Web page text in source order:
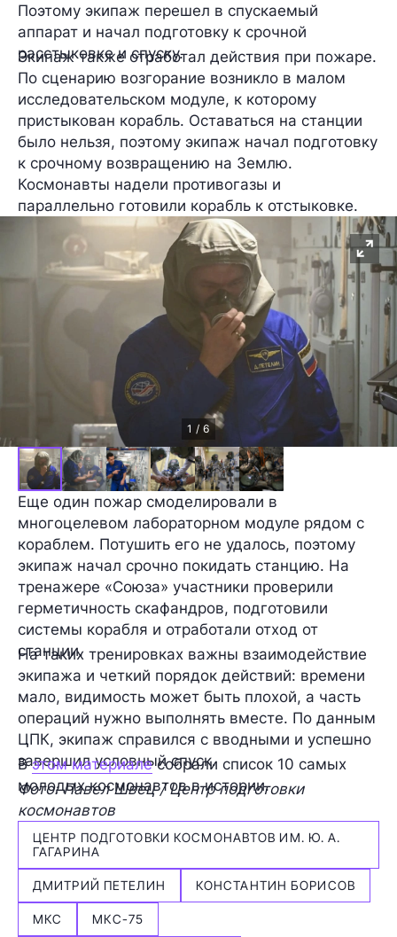
Поэтому экипаж перешел в спускаемый
аппарат и начал подготовку к срочной
расстыковке и спуску.
Экипаж также отработал действия при пожаре.
По сценарию возгорание возникло в малом
исследовательском модуле, к которому
пристыкован корабль. Оставаться на станции
было нельзя, поэтому экипаж начал подготовку
к срочному возвращению на Землю.
Космонавты надели противогазы и
параллельно готовили корабль к отстыковке.
1 / 6
Еще один пожар смоделировали в
многоцелевом лабораторном модуле рядом с
кораблем. Потушить его не удалось, поэтому
экипаж начал срочно покидать станцию. На
тренажере «Союза» участники проверили
герметичность скафандров, подготовили
системы корабля и отработали отход от
станции.
На таких тренировках важны взаимодействие
экипажа и четкий порядок действий: времени
мало, видимость может быть плохой, а часть
операций нужно выполнять вместе. По данным
ЦПК, экипаж справился с вводными и успешно
завершил условный спуск.
Вэтом материалесобрали список 10 самых
молодых космонавтов в истории.
Фото: Павел Швец / Центр подготовки
космонавтов
ЦЕНТР ПОДГОТОВКИ КОСМОНАВТОВ ИМ. Ю. А.
ГАГАРИНА
ДМИТРИЙ ПЕТЕЛИН КОНСТАНТИН БОРИСОВ
МКС МКС-75